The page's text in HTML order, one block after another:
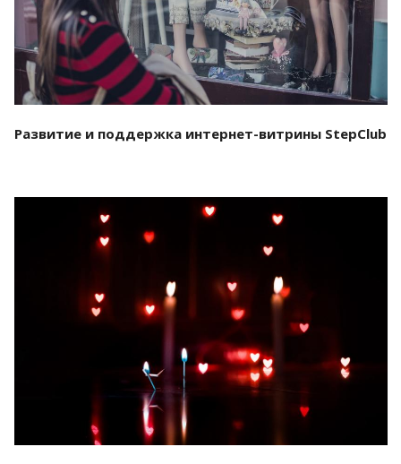
Развитие и поддержка интернет-витрины StepClub
Смотреть проект